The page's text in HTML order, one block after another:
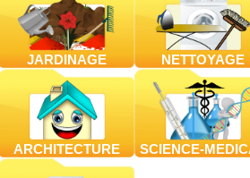
JARDINAGE NETTOYAGE
ARCHITECTURE SCIENCE-